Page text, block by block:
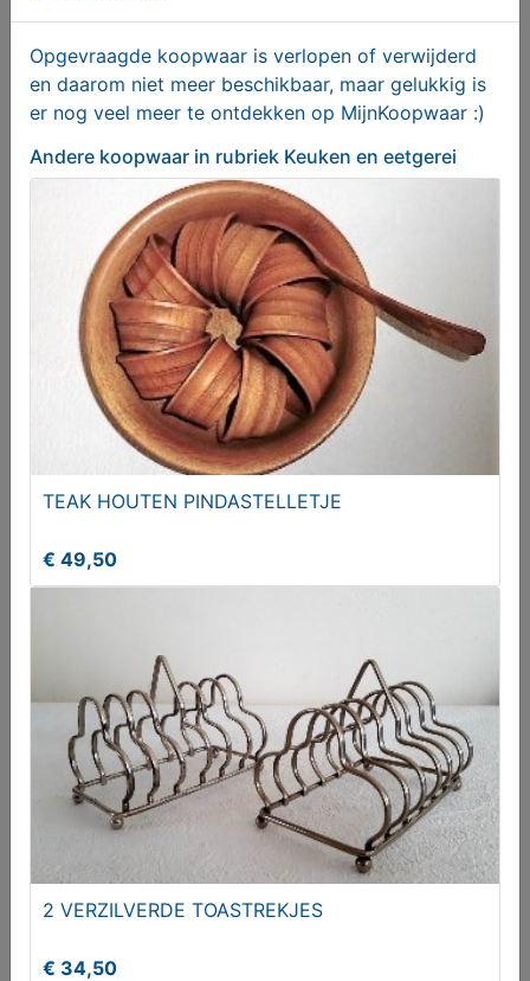
Alpinewaterontharder - Alpine® PRO XL
Antikalksysteem
€ 69,95
Glazen pot met houten deksel
€ 3,95
Opgevraagde koopwaar is verlopen of verwijderd
en daarom niet meer beschikbaar, maar gelukkig is
er nog veel meer te ontdekken op MijnKoopwaar :)
Andere koopwaar in rubriek Keuken en eetgerei
TEAK HOUTEN PINDASTELLETJE
€ 49,50
2 VERZILVERDE TOASTREKJES
€ 34,50